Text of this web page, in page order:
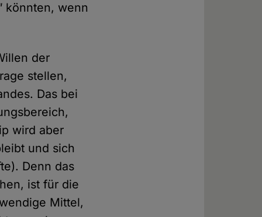
könnten, wenn
der
stellen,
Das bei
wird aber
und sich
Denn das
ist für die
Mittel,